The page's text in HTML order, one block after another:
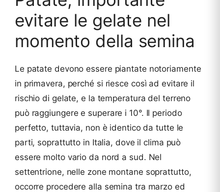
evitare le gelate nel
momento della semina
Le patate devono essere piantate notoriamente
in primavera, perché si riesce così ad evitare il
rischio di gelate, e la temperatura del terreno
può raggiungere e superare i 10°. Il periodo
perfetto, tuttavia, non è identico da tutte le
parti, soprattutto in Italia, dove il clima può
essere molto vario da nord a sud. Nel
settentrione, nelle zone montane soprattutto,
occorre procedere alla semina tra marzo ed